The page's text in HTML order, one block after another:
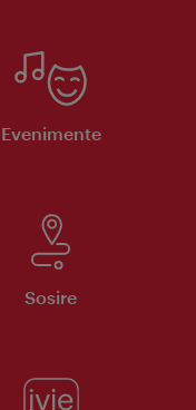
Evenimente
Sosire